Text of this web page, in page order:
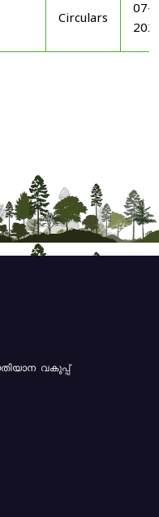
Circulars
07-
വകുപ്പ്